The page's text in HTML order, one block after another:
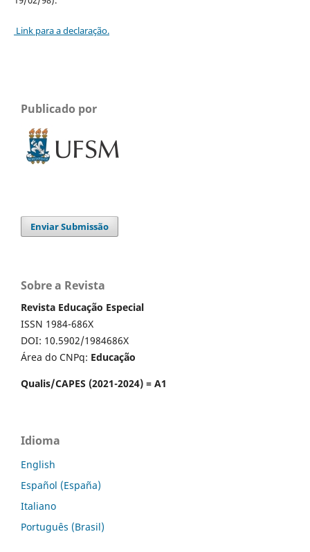
Link para a declaração.
Publicado por
Enviar Submissão
Sobre a Revista
Revista Educação Especial
ISSN 1984-686X
DOI: 10.5902/1984686X
Área do CNPq: Educação
Qualis/CAPES (2021-2024) = A1
Idioma
English
Español (España)
Italiano
Português (Brasil)